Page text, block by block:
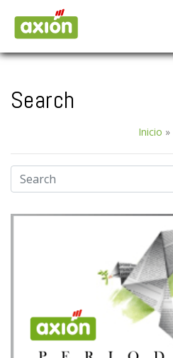
Search
Inicio »